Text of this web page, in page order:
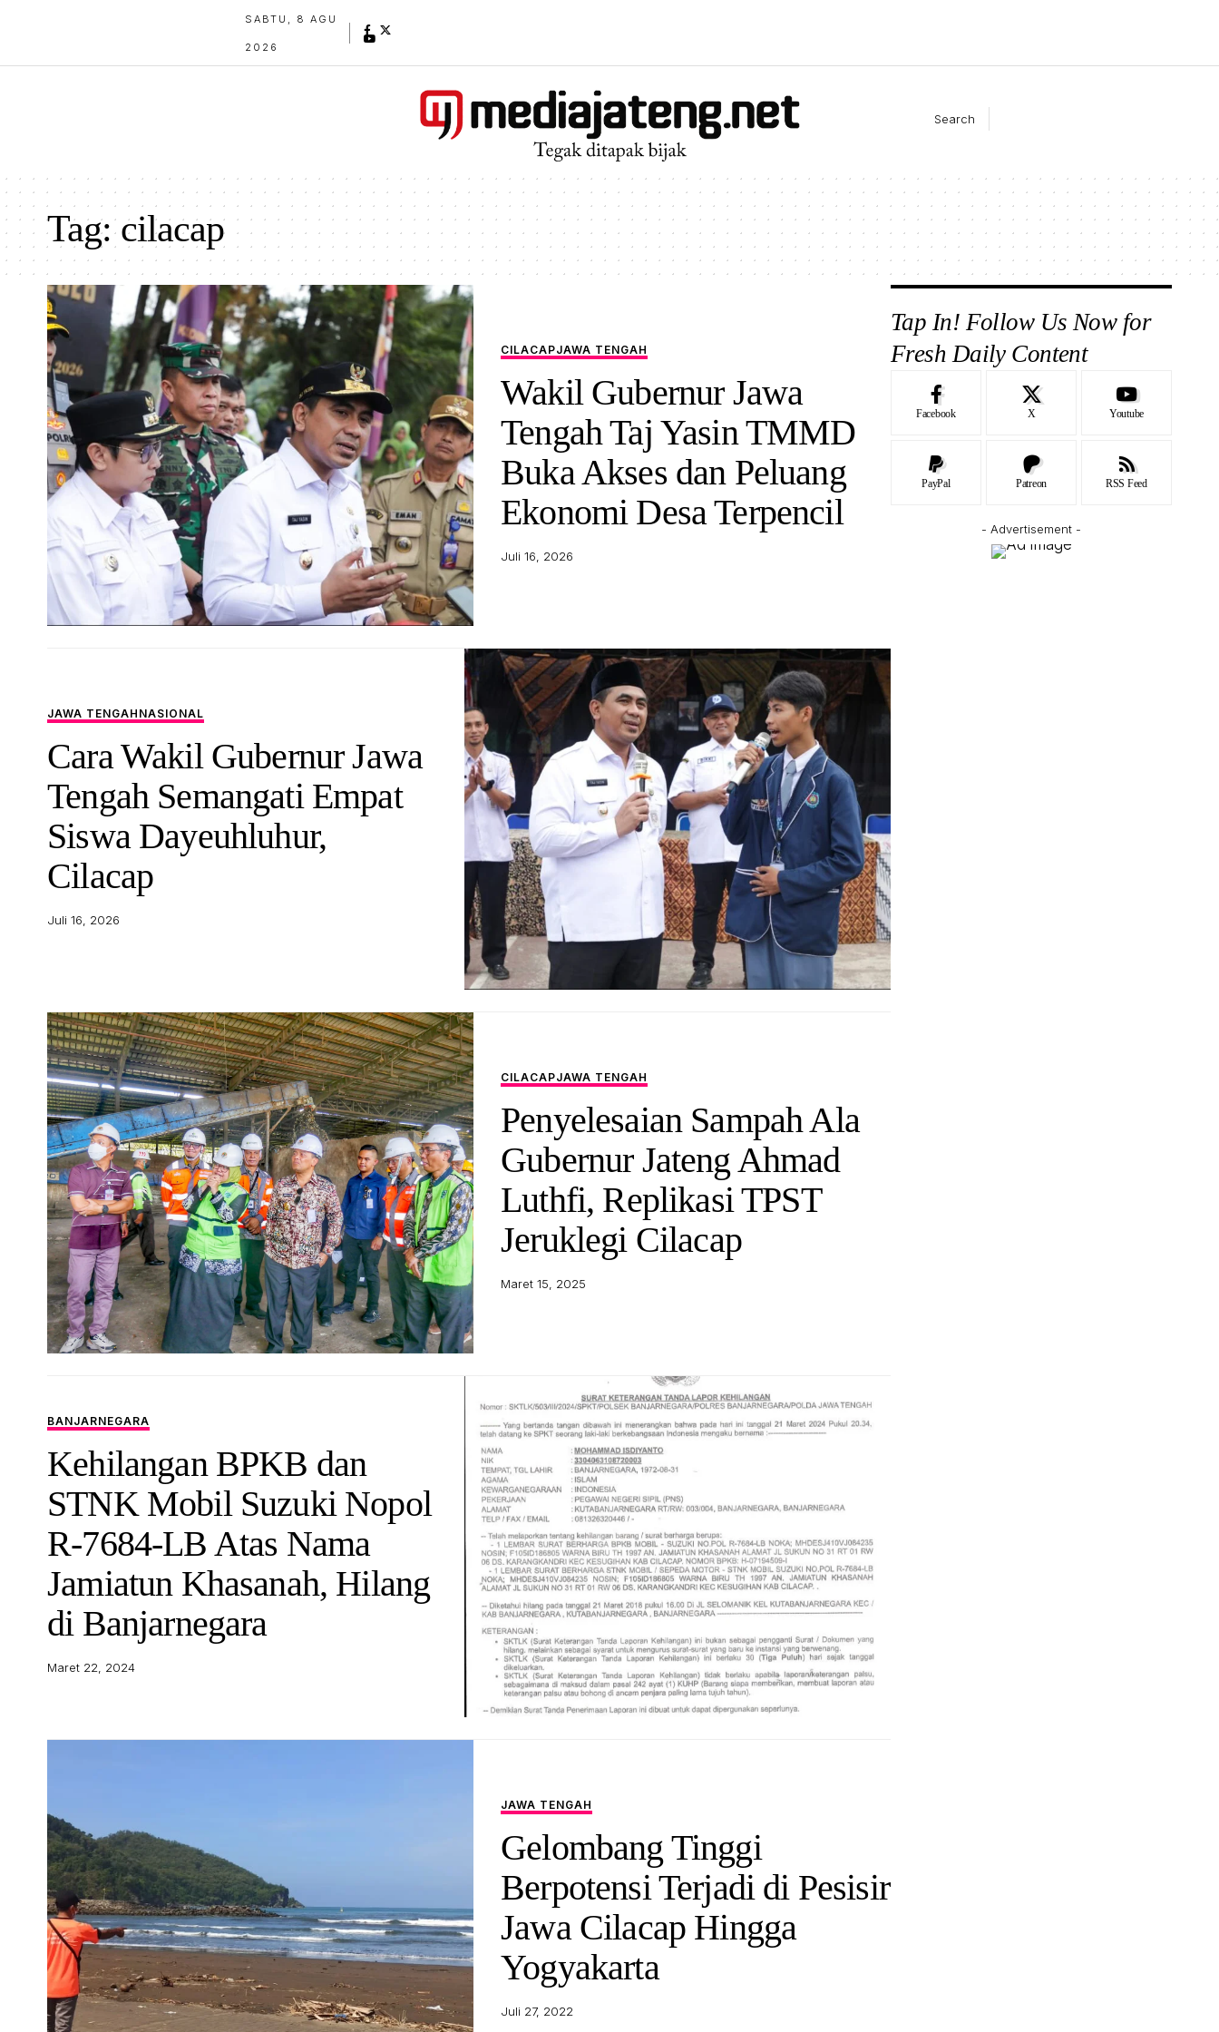
SABTU, 8 AGU
2026
Search
Tag:cilacap
CILACAPJAWA TENGAH
Wakil Gubernur Jawa
Tengah Taj Yasin TMMD
Buka Akses dan Peluang
Ekonomi Desa Terpencil
Juli 16, 2026
JAWA TENGAH NASIONAL
Cara Wakil Gubernur Jawa
Tengah Semangati Empat
Siswa Dayeuhluhur,
Cilacap
Juli 16, 2026
CILACAPJAWA TENGAH
Penyelesaian Sampah Ala
Gubernur Jateng Ahmad
Luthfi, Replikasi TPST
Jeruklegi Cilacap
Maret 15, 2025
BANJARNEGARA
Kehilangan BPKB dan
STNK Mobil Suzuki Nopol
R-7684-LB Atas Nama
Jamiatun Khasanah, Hilang
di Banjarnegara
Maret 22, 2024
JAWA TENGAH
Gelombang Tinggi
Berpotensi Terjadi di Pesisir
Jawa Cilacap Hingga
Yogyakarta
Juli 27, 2022
Tap In! Follow Us Now for
Fresh Daily Content
Facebook X Youtube
PayPal Patreon RSS Feed
- Advertisement -